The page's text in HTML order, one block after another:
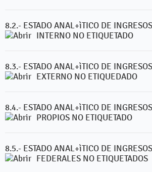
8.2.- ESTADO ANAL+ìTICO DE
INTERNO NO ETIQUETADO
8.3.- ESTADO ANAL+ìTICO DE
EXTERNO NO ETIQUEDADO
8.4.- ESTADO ANAL+ìTICO DE
PROPIOS NO ETIQUETADO
8.5.- ESTADO ANAL+ìTICO DE
FEDERALES NO ETIQUETADOS